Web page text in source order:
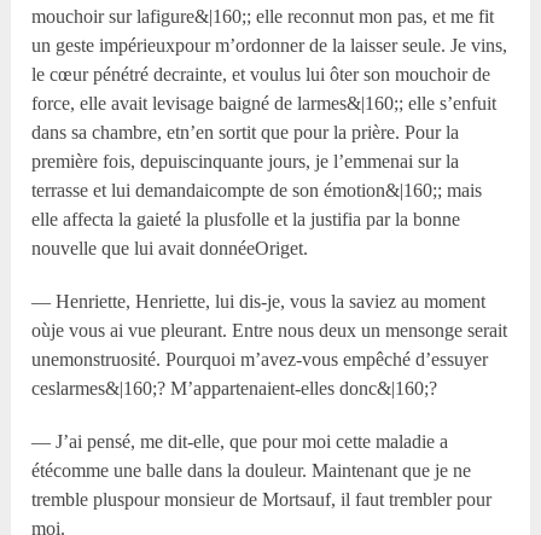
mouchoir sur lafigure&|160;; elle reconnut mon pas, et me fit
un geste impérieuxpour m’ordonner de la laisser seule. Je vins,
le cœur pénétré decrainte, et voulus lui ôter son mouchoir de
force, elle avait levisage baigné de larmes&|160;; elle s’enfuit
dans sa chambre, etn’en sortit que pour la prière. Pour la
première fois, depuiscinquante jours, je l’emmenai sur la
terrasse et lui demandaicompte de son émotion&|160;; mais
elle affecta la gaieté la plusfolle et la justifia par la bonne
nouvelle que lui avait donnéeOriget.
— Henriette, Henriette, lui dis-je, vous la saviez au moment
oùje vous ai vue pleurant. Entre nous deux un mensonge serait
unemonstruosité. Pourquoi m’avez-vous empêché d’essuyer
ceslarmes&|160;? M’appartenaient-elles donc&|160;?
— J’ai pensé, me dit-elle, que pour moi cette maladie a
étécomme une balle dans la douleur. Maintenant que je ne
tremble pluspour monsieur de Mortsauf, il faut trembler pour
moi.